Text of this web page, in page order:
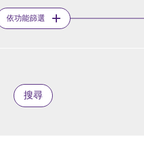
依功能篩選
搜尋